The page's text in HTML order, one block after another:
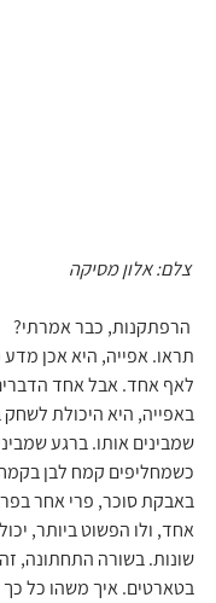
צלם: אלון מסיקה
תראו. אפייה, היא אכן
לאף אחד. אבל אחד
באפייה, היא היכולת
שמבינים אותו. ברגע
כשמחליפים קמח לבן
באבקת סוכר, פרי אחר
אחד, ולו הפשוט ביותר,
שונות. בשורה התחתונה,
בטארטים. איך משהו כל כך